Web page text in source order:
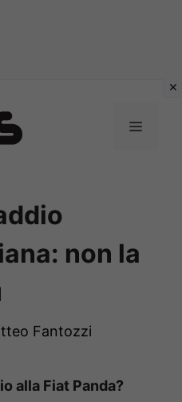
MENU
non la
Fantozzi
alla Fiat Panda?